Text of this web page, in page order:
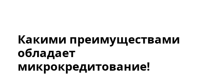
Какими преимуществами
обладает
микрокредитование!